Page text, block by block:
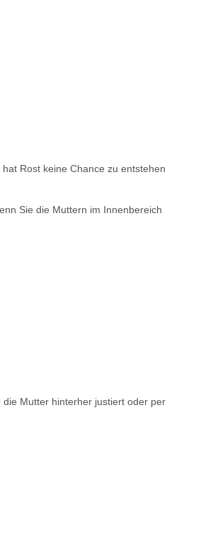
Rost keine Chance zu entstehen
Sie die Muttern im Innenbereich
Mutter hinterher justiert oder per